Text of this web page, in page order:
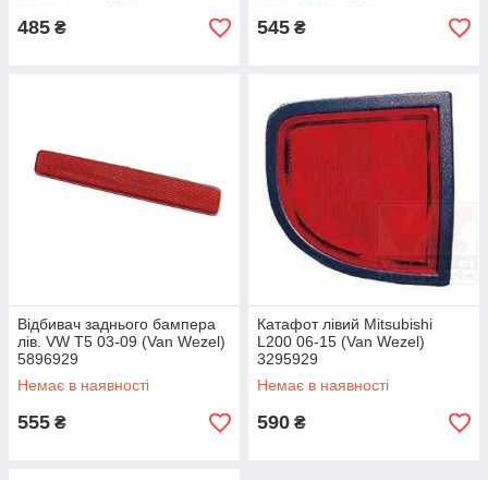
485 ₴ 545 ₴
Відбивач заднього бампера
лів. VW T5 03-09 (Van Wezel)
5896929
Немає в наявності
555 ₴
Катафот лівий Mitsubishi
L200 06-15 (Van Wezel)
3295929
Немає в наявності
590 ₴